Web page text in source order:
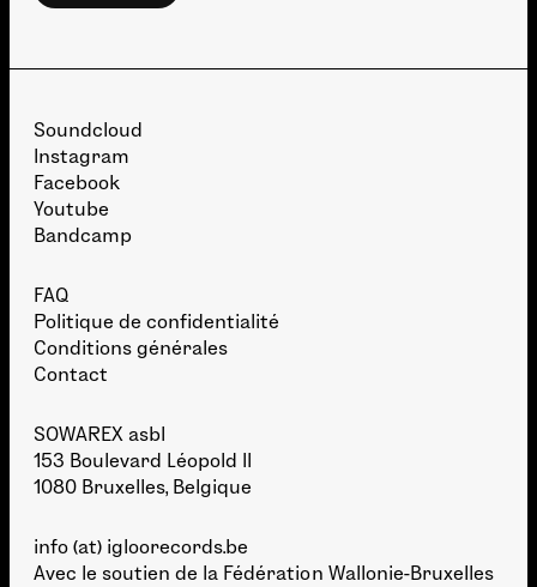
Soundcloud
Instagram
Facebook
Youtube
Bandcamp
FAQ
Politique de confidentialité
Conditions générales
Contact
SOWAREX asbl
153 Boulevard Léopold II
1080 Bruxelles, Belgique
info (at) igloorecords.be
Avec le soutien de la Fédération Wallonie-Bruxelles